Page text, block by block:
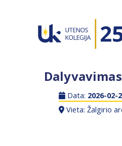
Data: 2026-02-
Vieta: Žalgirio